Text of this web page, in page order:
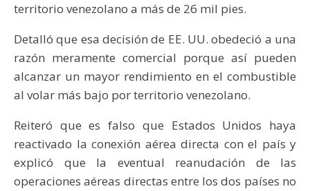
territorio venezolano a más de 26 mil pies.
Detalló que esa decisión de EE. UU. obedeció a una
razón meramente comercial porque así pueden
alcanzar un mayor rendimiento en el combustible
al volar más bajo por territorio venezolano.
Reiteró que es falso que Estados Unidos haya
reactivado la conexión aérea directa con el país y
explicó que la eventual reanudación de las
operaciones aéreas directas entre los dos países no